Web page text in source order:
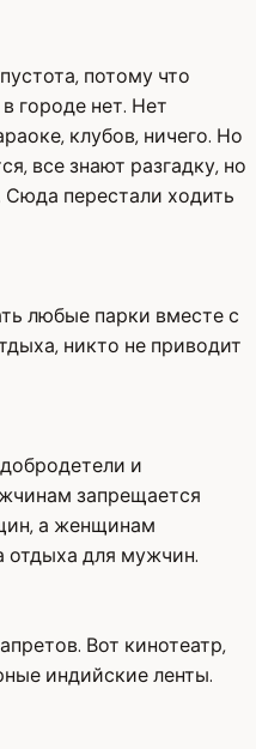
потому что
городе нет. Нет
клубов, ничего. Но
все знают разгадку, но
Сюда перестали ходить
любые парки вместе с
никто не приводит
и
запрещается
а женщинам
отдыха для мужчин.
Вот кинотеатр,
индийские ленты.